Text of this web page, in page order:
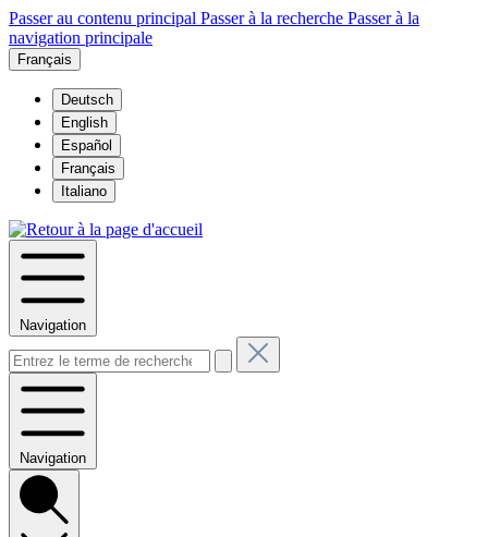
Passer au contenu principal Passer à la recherche Passer à la
navigation principale
Français
Deutsch
English
Español
Français
Italiano
Navigation
Navigation